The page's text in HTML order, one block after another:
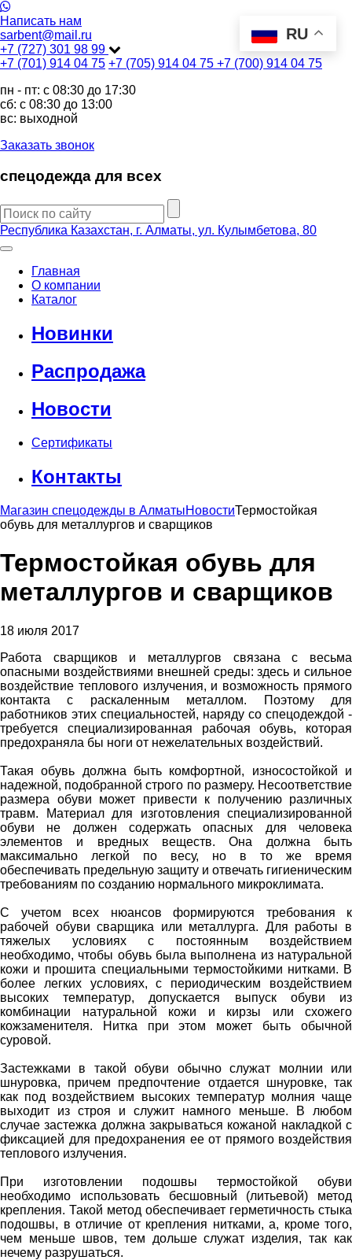
Написать нам
sarbent@mail.ru
+7 (727) 301 98 99
+7 (701) 914 04 75 +7 (705) 914 04 75 +7 (700) 914 04 75
пн - пт: c 08:30 до 17:30
сб: c 08:30 до 13:00
вс: выходной
Заказать звонок
спецодежда для всех
Республика Казахстан, г. Алматы, ул. Кулымбетова, 80
Главная
О компании
Каталог
Новинки
Распродажа
Новости
Сертификаты
Контакты
Магазин спецодежды в АлматыНовостиТермостойкая
обувь для металлургов и сварщиков
Термостойкая обувь для
металлургов и сварщиков
18 июля 2017
Работа сварщиков и металлургов связана с весьма
опасными воздействиями внешней среды: здесь и сильное
воздействие теплового излучения, и возможность прямого
контакта с раскаленным металлом. Поэтому для
работников этих специальностей, наряду со спецодеждой -
требуется специализированная рабочая обувь, которая
предохраняла бы ноги от нежелательных воздействий.
Такая обувь должна быть комфортной, износостойкой и
надежной, подобранной строго по размеру. Несоответствие
размера обуви может привести к получению различных
травм. Материал для изготовления специализированной
обуви не должен содержать опасных для человека
элементов и вредных веществ. Она должна быть
максимально легкой по весу, но в то же время
обеспечивать предельную защиту и отвечать гигиеническим
требованиям по созданию нормального микроклимата.
С учетом всех нюансов формируются требования к
рабочей обуви сварщика или металлурга. Для работы в
тяжелых условиях с постоянным воздействием
необходимо, чтобы обувь была выполнена из натуральной
кожи и прошита специальными термостойкими нитками. В
более легких условиях, с периодическим воздействием
высоких температур, допускается выпуск обуви из
комбинации натуральной кожи и кирзы или схожего
кожзаменителя. Нитка при этом может быть обычной
суровой.
Застежками в такой обуви обычно служат молнии или
шнуровка, причем предпочтение отдается шнуровке, так
как под воздействием высоких температур молния чаще
выходит из строя и служит намного меньше. В любом
случае застежка должна закрываться кожаной накладкой с
фиксацией для предохранения ее от прямого воздействия
теплового излучения.
При изготовлении подошвы термостойкой обуви
необходимо использовать бесшовный (литьевой) метод
крепления. Такой метод обеспечивает герметичность стыка
подошвы, в отличие от крепления нитками, а, кроме того,
чем меньше швов, тем дольше служат изделия, так как
нечему разрушаться.
RU